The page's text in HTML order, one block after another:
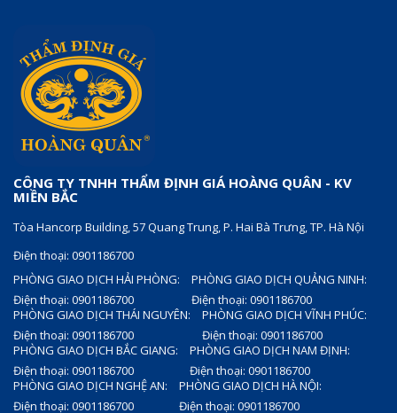
CÔNG TY TNHH THẨM ĐỊNH GIÁ HOÀNG QUÂN - KV
MIỀN BẮC
Tòa Hancorp Building, 57 Quang Trung, P. Hai Bà Trưng, TP. Hà Nội
Điện thoại: 0901186700
PHÒNG GIAO DỊCH HẢI PHÒNG:
Điện thoại: 0901186700
PHÒNG GIAO DỊCH QUẢNG NINH:
Điện thoại: 0901186700
PHÒNG GIAO DỊCH THÁI NGUYÊN:
Điện thoại: 0901186700
PHÒNG GIAO DỊCH VĨNH PHÚC:
Điện thoại: 0901186700
PHÒNG GIAO DỊCH BẮC GIANG:
Điện thoại: 0901186700
PHÒNG GIAO DỊCH NAM ĐỊNH:
Điện thoại: 0901186700
PHÒNG GIAO DỊCH NGHỆ AN:
Điện thoại: 0901186700
PHÒNG GIAO DỊCH HÀ NỘI:
Điện thoại: 0901186700